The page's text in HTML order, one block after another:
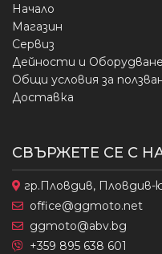
Начало
Магазин
Сервиз
Дейности и Оборудване
Общи условия за
Доставка
СВЪРЖЕТЕ СЕ С
гр.Пловдив,
office@ggmoto.net
ggmoto@abv.bg
+359 895 638 601